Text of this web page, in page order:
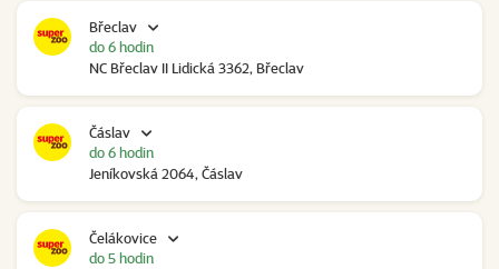
Břeclav
NC Břeclav II Lidická 3362, Břeclav
do 6 hodin
Čáslav
Jeníkovská 2064, Čáslav
do 6 hodin
Čelákovice
do 5 hodin